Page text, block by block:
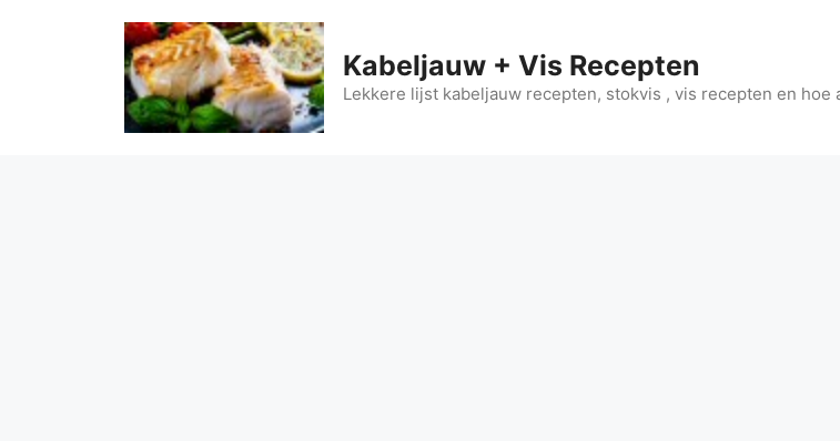
Kabeljauw + Vis Recepten
Lekkere lijst kabeljauw recepten, stokvis , vis recepten en hoe